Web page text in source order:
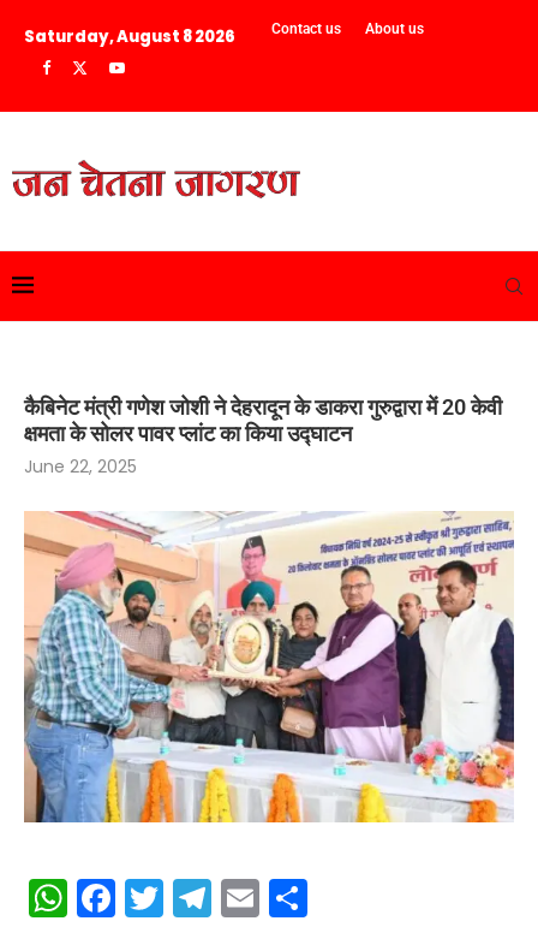
Saturday, August 8 2026 Contact us About us
कैबिनेट मंत्री गणेश जोशी ने देहरादून के डाकरा गुरुद्वारा में 20 केवी
क्षमता के सोलर पावर प्लांट का किया उद्घाटन
June 22, 2025
WhatsApp
Facebook
Twitter
Telegram
Email